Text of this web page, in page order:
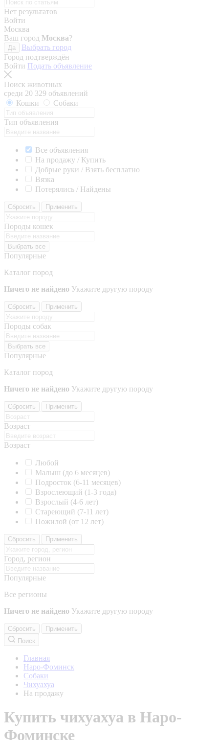
Нет результатов
Войти
Москва
Ваш город Москва?
Да
Выбрать город
Город подтверждён
Войти Подать объявление
Поиск животных
среди 20 329 объявлений
Кошки
Собаки
Тип объявления
Все объявления
На продажу / Купить
Добрые руки / Взять бесплатно
Вязка
Потерялись / Найдены
Сбросить Применить
Породы кошек
Выбрать все
Популярные
Каталог пород
Ничего не найдено Укажите другую породу
Сбросить Применить
Породы собак
Выбрать все
Популярные
Каталог пород
Ничего не найдено Укажите другую породу
Сбросить Применить
Возраст
Возраст
Любой
Малыш (до 6 месяцев)
Подросток (6-11 месяцев)
Взрослеющий (1-3 года)
Взрослый (4-6 лет)
Стареющий (7-11 лет)
Пожилой (от 12 лет)
Сбросить Применить
Город, регион
Популярные
Все регионы
Ничего не найдено Укажите другую породу
Сбросить
Применить
Поиск
Главная
Наро-Фоминск
Собаки
Чихуахуа
На продажу
Купить чихуахуа в Наро-
Фоминске